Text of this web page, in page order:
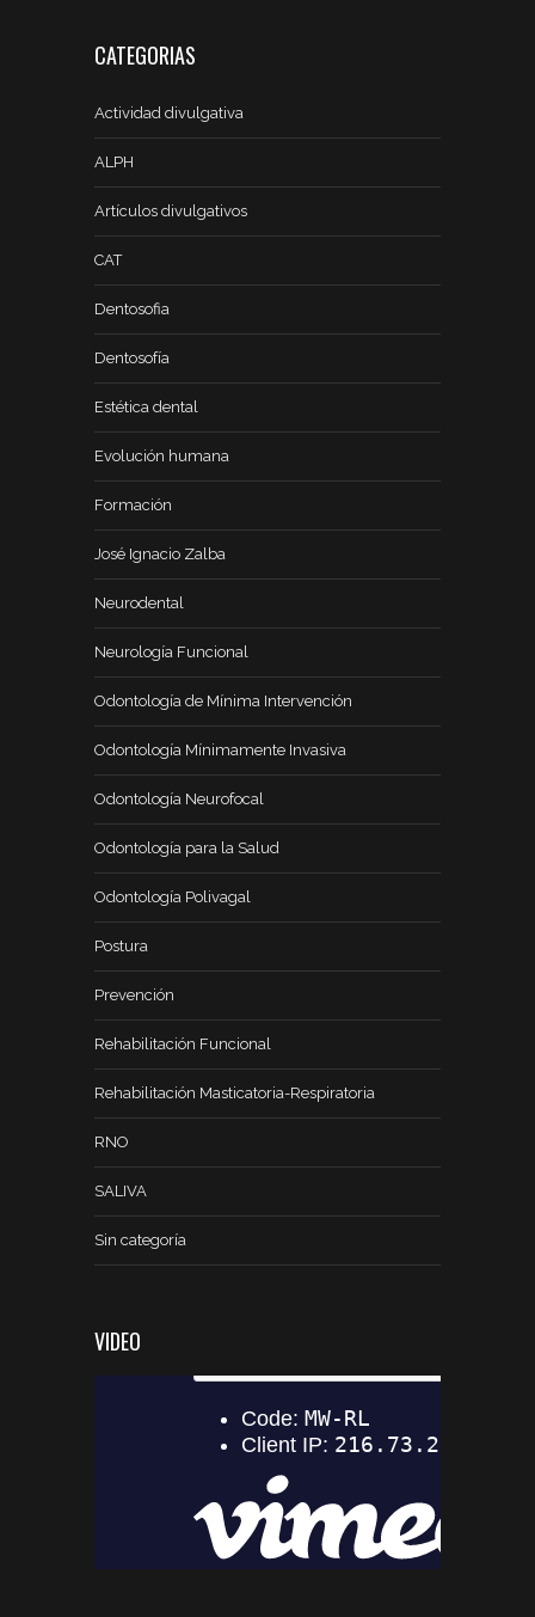
CATEGORIAS
Actividad divulgativa
ALPH
Artículos divulgativos
CAT
Dentosofia
Dentosofía
Estética dental
Evolución humana
Formación
José Ignacio Zalba
Neurodental
Neurología Funcional
Odontología de Mínima Intervención
Odontología Mínimamente Invasiva
Odontología Neurofocal
Odontología para la Salud
Odontología Polivagal
Postura
Prevención
Rehabilitación Funcional
Rehabilitación Masticatoria-Respiratoria
RNO
SALIVA
Sin categoría
VIDEO